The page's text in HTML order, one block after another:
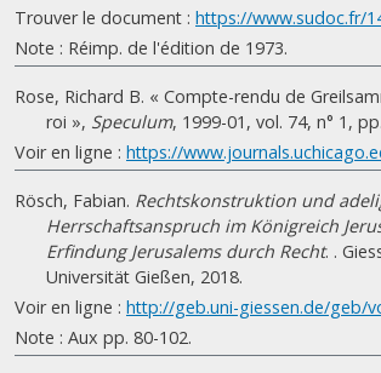
Trouver le document : https://www.sudoc.fr/
Note : Réimp. de l'édition de 1973.
Rose, Richard B. « Compte-rendu de
roi », Speculum, 1999-01, vol. 74, n° 1,
Voir en ligne : https://
Rösch, Fabian. Rechtskonstruktion und
Herrschaftsanspruch im Königreich
Erfindung Jerusalems durch Recht. .
Universität Gießen, 2018.
Voir en ligne : http://geb.uni-giessen.de/geb/
Note : Aux pp. 80-102.